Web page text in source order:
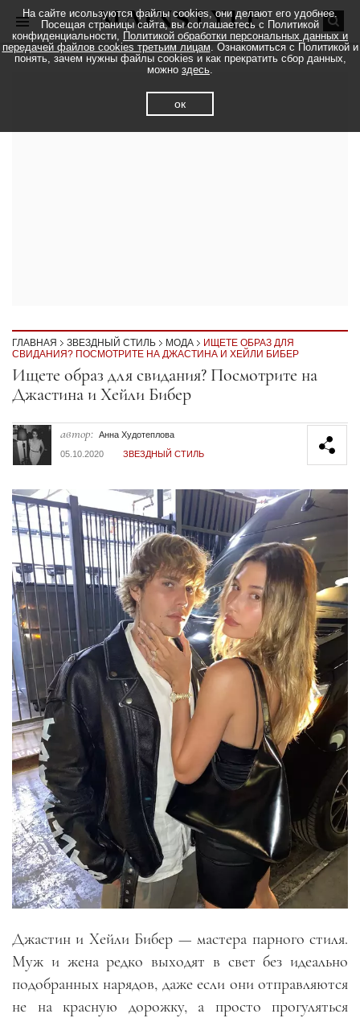
ГЛАВНАЯ ЗВЕЗДНЫЙ СТИЛЬ МОДА
ИЩЕТЕ ОБРАЗ ДЛЯ
СВИДАНИЯ? ПОСМОТРИТЕ НА ДЖАСТИНА И ХЕЙЛИ БИБЕР
Секция статей
Ищете образ для свидания? Посмотрите на
Джастина и Хейли Бибер
автор: Анна Худотеплова
05.10.2020
ЗВЕЗДНЫЙ СТИЛЬ
Джастин и Хейли Бибер — мастера парного стиля.
Муж и жена редко выходят в свет без идеально
подобранных нарядов, даже если они отправляются
не на красную дорожку, а просто прогуляться
На сайте исользуются файлы cookies, они делают его удобнее.
Посещая страницы сайта, вы соглашаетесь с Политикой
конфиденциальности, Политикой обработки персональных данных и
передачей файлов cookies третьим лицам. Ознакомиться с Политикой и
понять, зачем нужны файлы cookies и как прекратить сбор данных,
можно здесь.
ок